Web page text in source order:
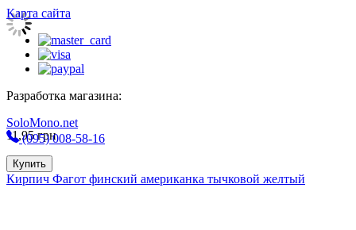
11,95грн
Купить
Кирпич Фагот финский американка тычковой желтый
Карта сайта
Разработка магазина:
SoloMono.net
(095) 008-58-16